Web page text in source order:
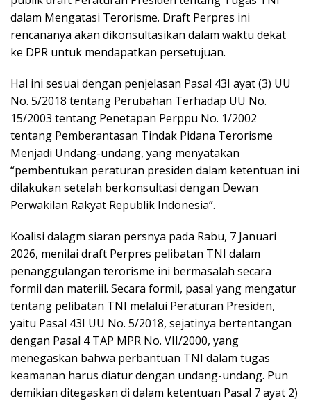
dalam Mengatasi Terorisme. Draft Perpres ini
rencananya akan dikonsultasikan dalam waktu dekat
ke DPR untuk mendapatkan persetujuan.
Hal ini sesuai dengan penjelasan Pasal 43I ayat (3) UU
No. 5/2018 tentang Perubahan Terhadap UU No.
15/2003 tentang Penetapan Perppu No. 1/2002
tentang Pemberantasan Tindak Pidana Terorisme
Menjadi Undang-undang, yang menyatakan
“pembentukan peraturan presiden dalam ketentuan ini
dilakukan setelah berkonsultasi dengan Dewan
Perwakilan Rakyat Republik Indonesia”.
Koalisi dalagm siaran persnya pada Rabu, 7 Januari
2026, menilai draft Perpres pelibatan TNI dalam
penanggulangan terorisme ini bermasalah secara
formil dan materiil. Secara formil, pasal yang mengatur
tentang pelibatan TNI melalui Peraturan Presiden,
yaitu Pasal 43I UU No. 5/2018, sejatinya bertentangan
dengan Pasal 4 TAP MPR No. VII/2000, yang
menegaskan bahwa perbantuan TNI dalam tugas
keamanan harus diatur dengan undang-undang. Pun
demikian ditegaskan di dalam ketentuan Pasal 7 ayat 2)